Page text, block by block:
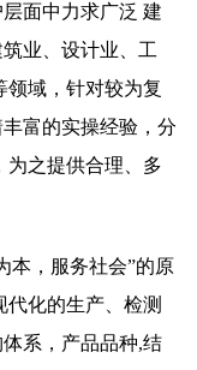
面中力求广泛 建
业、设计业、工
领域，针对较为复
富的实操经验，分
为之提供合理、多
本，服务社会”的原
代化的生产、检测
系，产品品种,结